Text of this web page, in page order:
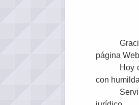
página
Hoy
con